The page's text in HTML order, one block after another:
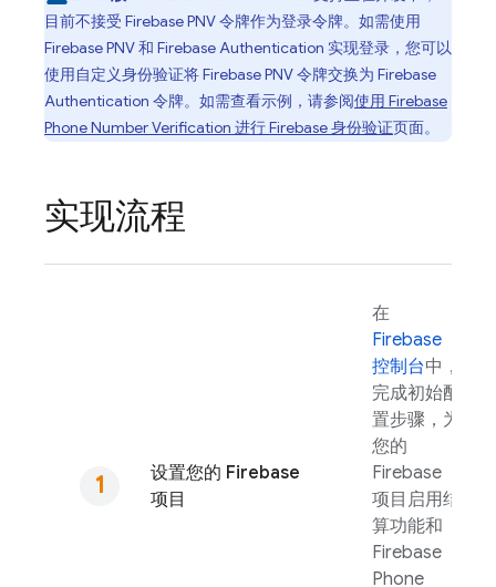
目前不接受 Firebase PNV令牌作为登录令牌。如需使用
Firebase PNV和 Firebase Authentication 实现登录，您可以
使用自定义身份验证将Firebase PNV令牌交换为 Firebase
Authentication 令牌。如需查看示例，请参阅使用 Firebase
Phone Number Verification 进行 Firebase 身份验证页面。
实现流程
设置您的 Firebase
项目
在
Firebase
控制台中，
完成初始配
置步骤，为
您的
Firebase
项目启用结
算功能和
Firebase
Phone